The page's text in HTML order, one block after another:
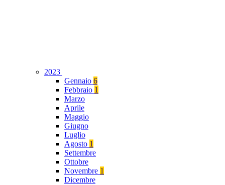
2023
Gennaio 6
Febbraio 1
Marzo
Aprile
Maggio
Giugno
Luglio
Agosto 1
Settembre
Ottobre
Novembre 1
Dicembre